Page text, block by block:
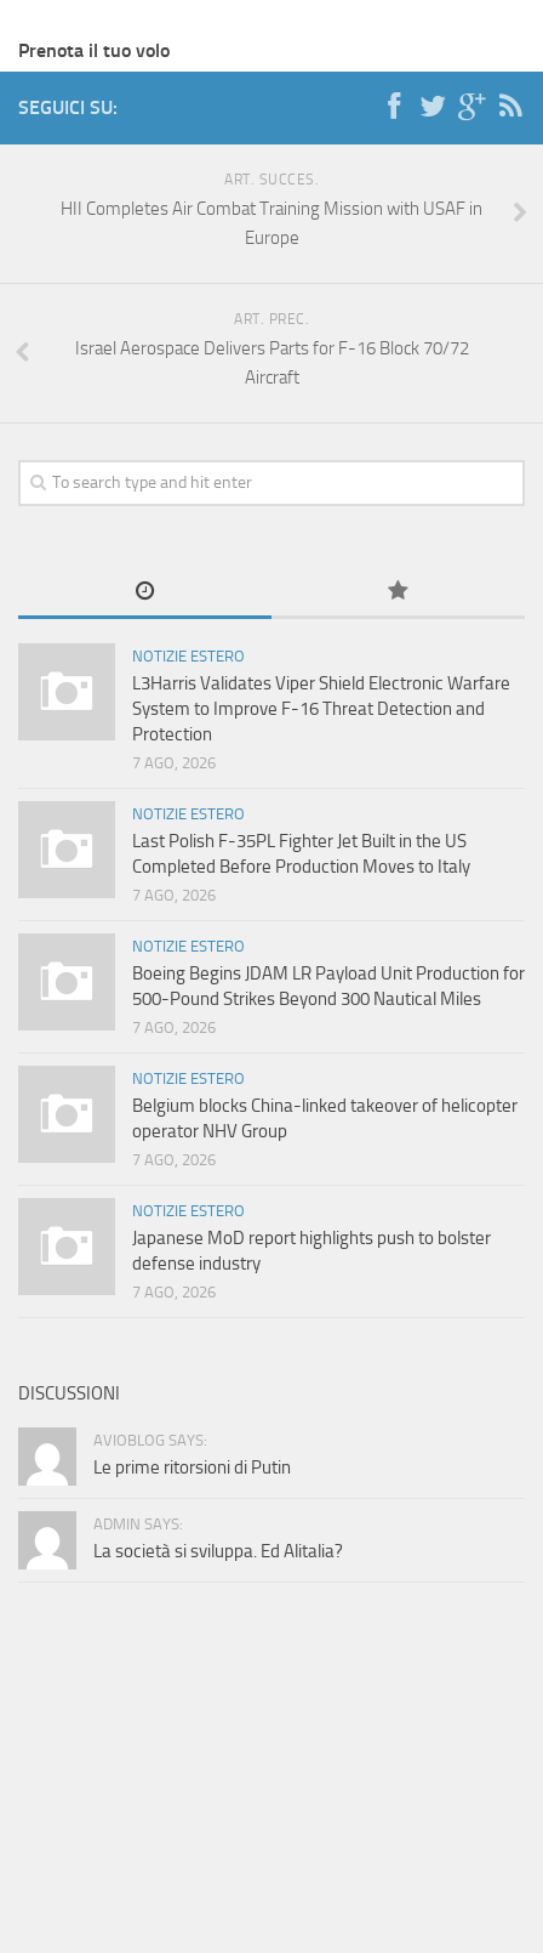
Prenota il tuo volo
SEGUICI SU:
ART. SUCCES.
HII Completes Air Combat Training Mission with USAF in
Europe
ART. PREC.
Israel Aerospace Delivers Parts for F-16 Block 70/72
Aircraft
NOTIZIE ESTERO
L3Harris Validates Viper Shield Electronic Warfare
System to Improve F-16 Threat Detection and
Protection
7 AGO, 2026
NOTIZIE ESTERO
Last Polish F-35PL Fighter Jet Built in the US
Completed Before Production Moves to Italy
7 AGO, 2026
NOTIZIE ESTERO
Boeing Begins JDAM LR Payload Unit Production for
500-Pound Strikes Beyond 300 Nautical Miles
7 AGO, 2026
NOTIZIE ESTERO
Belgium blocks China-linked takeover of helicopter
operator NHV Group
7 AGO, 2026
NOTIZIE ESTERO
Japanese MoD report highlights push to bolster
defense industry
7 AGO, 2026
DISCUSSIONI
AVIOBLOG SAYS:
Le prime ritorsioni di Putin
ADMIN SAYS:
La società si sviluppa. Ed Alitalia?